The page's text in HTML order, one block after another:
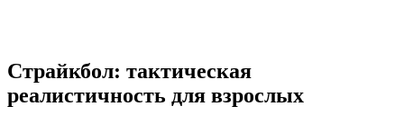
Страйкбол: тактическая
реалистичность для взрослых